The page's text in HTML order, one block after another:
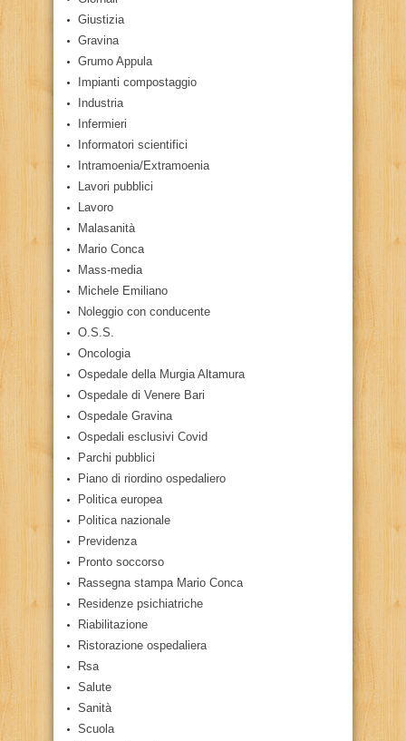
Giustizia
Gravina
Grumo Appula
Impianti compostaggio
Industria
Infermieri
Informatori scientifici
Intramoenia/Extramoenia
Lavori pubblici
Lavoro
Malasanità
Mario Conca
Mass-media
Michele Emiliano
Noleggio con conducente
O.S.S.
Oncologia
Ospedale della Murgia Altamura
Ospedale di Venere Bari
Ospedale Gravina
Ospedali esclusivi Covid
Parchi pubblici
Piano di riordino ospedaliero
Politica europea
Politica nazionale
Previdenza
Pronto soccorso
Rassegna stampa Mario Conca
Residenze psichiatriche
Riabilitazione
Ristorazione ospedaliera
Rsa
Salute
Sanità
Scuola